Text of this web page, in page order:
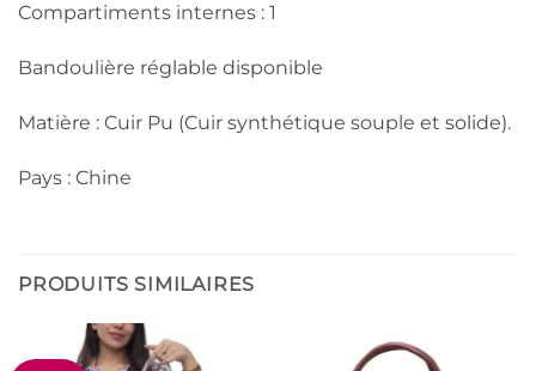
Compartiments internes : 1
Bandoulière réglable disponible
Matière : Cuir Pu (Cuir synthétique souple et solide).
Pays : Chine
PRODUITS SIMILAIRES